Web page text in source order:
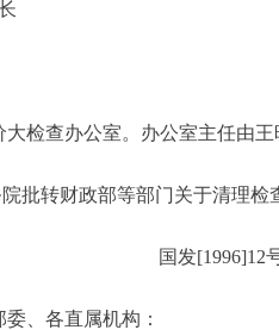
检查办公室。办公室主任由王
院批转财政部等部门关于清理检
国发[1996]12
、各直属机构：